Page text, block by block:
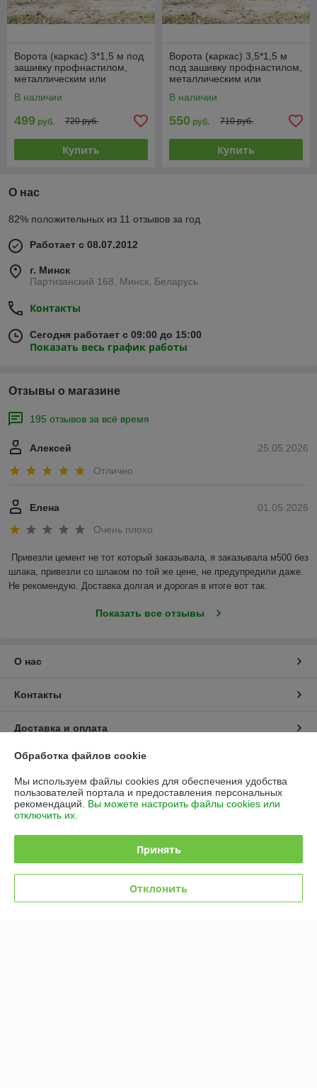
Ворота (каркас) 3*1,5 м под
зашивку профнастилом,
металлическим или
В наличии
499 руб. 720 руб.
Купить
Ворота (каркас) 3,5*1,5 м
под зашивку профнастилом,
металлическим или
В наличии
550 руб. 710 руб.
Купить
О нас
82% положительных из 11 отзывов за год
Работает с 08.07.2012
г. Минск
Партизанский 168, Минск, Беларусь
Контакты
Сегодня работает с 09:00 до 15:00
Показать весь график работы
Отзывы о магазине
195 отзывов за всё время
25.05.2026
Алексей
Отлично
01.05.2026
Елена
Очень плохо
Привезли цемент не тот который заказывала, я заказывала м500 без
шлака, привезли со шлаком по той же цене, не предупредили даже.
Не рекомендую. Доставка долгая и дорогая в итоге вот так.
Показать все отзывы
О нас
Контакты
Доставка и оплата
График работы
Полная версия сайта
Сайт создан на платформе Deal.by
Обработка файлов cookie
Мы используем файлы cookies для обеспечения удобства
пользователей портала и предоставления персональных
рекомендаций. Вы можете настроить файлы cookies или
отключить их.
Принять
Отклонить